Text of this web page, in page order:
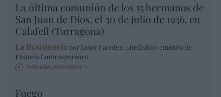
La última comunión de los 15 hermanos de
San Juan de Dios, el 30 de julio de 1936, en
Calafell (Tarragona)
La Resistencia por Javier Paredes, catedrático emérito de
Historia Contemporánea
Artículos anteriores
Fuego